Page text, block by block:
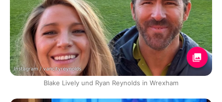
Instagram / vancityreynolds
Blake Lively und Ryan Reynolds in Wrexham